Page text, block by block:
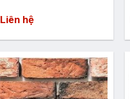
Liên hệ